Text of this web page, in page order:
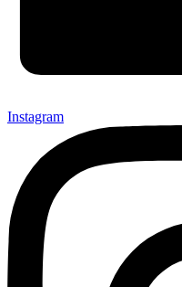
Instagram